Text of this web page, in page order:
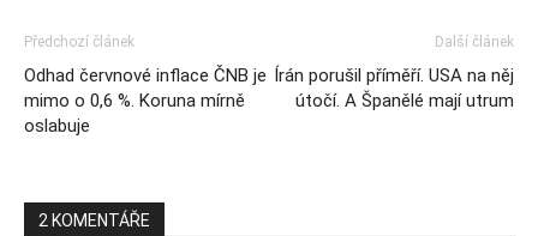
Předchozí článek
Odhad červnové inflace ČNB je
mimo o 0,6 %. Koruna mírně
oslabuje
Další článek
Írán porušil příměří. USA na něj
útočí. A Španělé mají utrum
2 KOMENTÁŘE